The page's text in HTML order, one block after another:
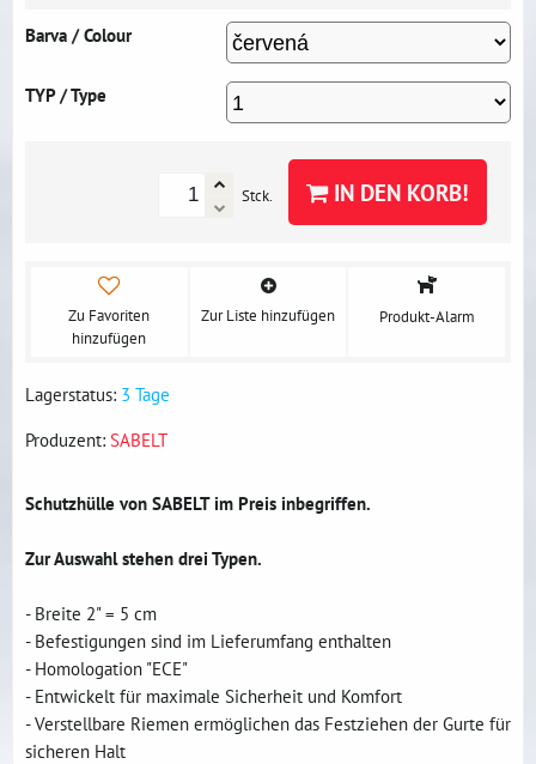
Barva / Colour
TYP / Type
Stck. IN DEN KORB!
Zu Favoriten
hinzufügen
Zur Liste hinzufügen Produkt-Alarm
Lagerstatus: 3 Tage
Produzent: SABELT
Schutzhülle von SABELT im Preis inbegriffen.
Zur Auswahl stehen drei Typen.
- Breite 2" = 5 cm
- Befestigungen sind im Lieferumfang enthalten
- Homologation "ECE"
- Entwickelt für maximale Sicherheit und Komfort
- Verstellbare Riemen ermöglichen das Festziehen der Gurte für
sicheren Halt